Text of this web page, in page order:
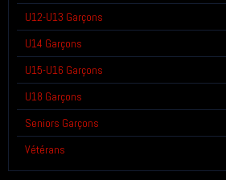
U12-U13 Garçons
U14 Garçons
U15-U16 Garçons
U18 Garçons
Seniors Garçons
Vétérans